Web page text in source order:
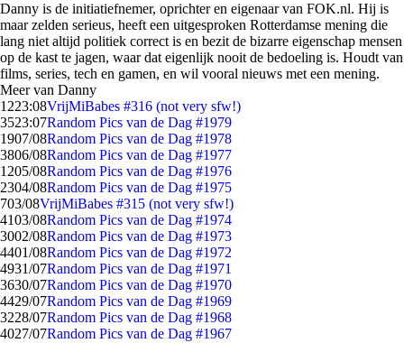
Danny is de initiatiefnemer, oprichter en eigenaar van FOK.nl. Hij is
maar zelden serieus, heeft een uitgesproken Rotterdamse mening die
lang niet altijd politiek correct is en bezit de bizarre eigenschap mensen
op de kast te jagen, waar dat eigenlijk nooit de bedoeling is. Houdt van
films, series, tech en gamen, en wil vooral nieuws met een mening.
Meer van Danny
1223:08VrijMiBabes #316 (not very sfw!)
3523:07Random Pics van de Dag #1979
1907/08Random Pics van de Dag #1978
3806/08Random Pics van de Dag #1977
1205/08Random Pics van de Dag #1976
2304/08Random Pics van de Dag #1975
703/08VrijMiBabes #315 (not very sfw!)
4103/08Random Pics van de Dag #1974
3002/08Random Pics van de Dag #1973
4401/08Random Pics van de Dag #1972
4931/07Random Pics van de Dag #1971
3630/07Random Pics van de Dag #1970
4429/07Random Pics van de Dag #1969
3228/07Random Pics van de Dag #1968
4027/07Random Pics van de Dag #1967